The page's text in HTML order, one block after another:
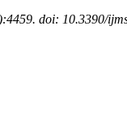
doi: 10.3390/